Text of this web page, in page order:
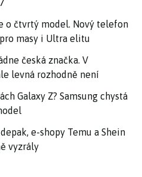
o čtvrtý model. Nový telefon
masy i Ultra elitu
česká značka. V
levná rozhodně není
Galaxy Z? Samsung chystá
e-shopy Temu a Shein
vyzrály